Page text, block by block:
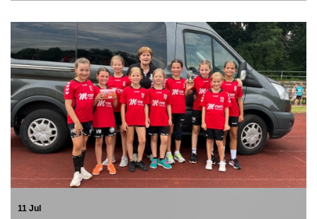
11 Jul